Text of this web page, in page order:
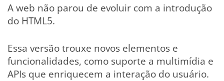
A web não parou de evoluir com a introdução
do HTML5.
Essa versão trouxe novos elementos e
funcionalidades, como suporte a multimídia e
APIs que enriquecem a interação do usuário.